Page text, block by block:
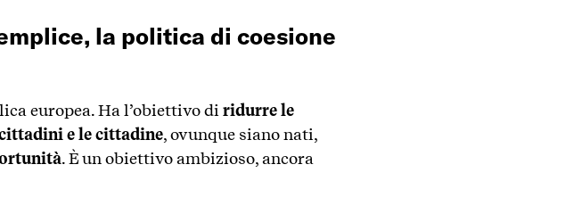
la politica di coesione
europea. Ha l’obiettivo di ridurre le
e le cittadine, ovunque siano nati,
. È un obiettivo ambizioso, ancora